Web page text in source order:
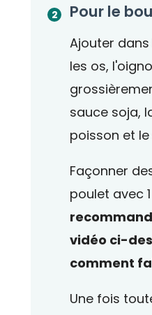
Pour le
Ajouter
les os,
sauce soja,
poisson et le
Façonner
poulet avec
vidéo ci-
comment
Une fois